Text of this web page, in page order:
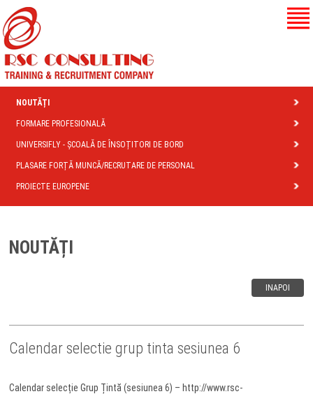
NOUTĂȚI
FORMARE PROFESIONALĂ
UNIVERSIFLY - ȘCOALĂ DE ÎNSOȚITORI DE BORD
PLASARE FORȚĂ MUNCĂ/RECRUTARE DE PERSONAL
PROIECTE EUROPENE
NOUTĂȚI
INAPOI
Calendar selectie grup tinta sesiunea 6
Calendar selecție Grup Țintă (sesiunea 6) – http://www.rsc-